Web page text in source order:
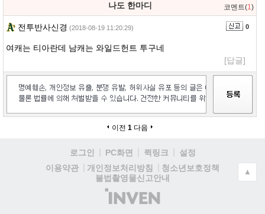
나도 한마디 코멘트(1)
전투반사신경 (2018-08-19 11:20:29) 0
여캐는 티아란데 남캐는 와일드헌트 투구네
[답글]
이전 1 다음
로그인 PC화면 퀵링크
설정
이용약관
개인정보처리방침
청소년보호정책
불법촬영물신고안내
(주)
인
▲